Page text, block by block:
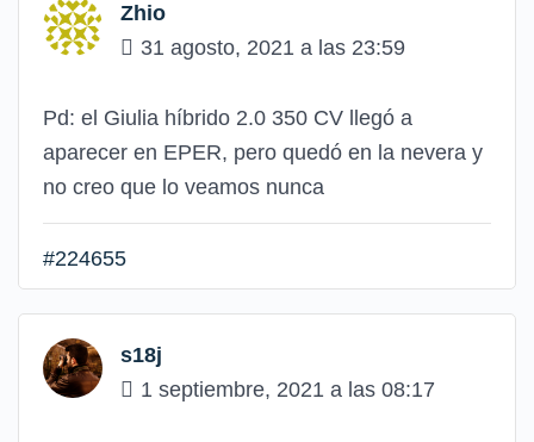
Zhio
31 agosto, 2021 a las 23:59
Pd: el Giulia híbrido 2.0 350 CV llegó a
aparecer en EPER, pero quedó en la nevera y
no creo que lo veamos nunca
#224655
s18j
1 septiembre, 2021 a las 08:17